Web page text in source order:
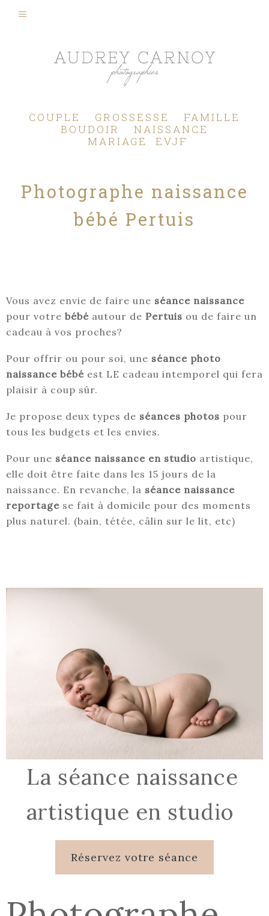
COUPLE GROSSESSE
FAMILLE
BOUDOIR
NAISSANCE
MARIAGE
EVJF
Photographe naissance
bébé Pertuis
Vous avez envie de faire une séance naissance
pour votre bébé autour de Pertuis ou de faire un
cadeau à vos proches?
Pour offrir ou pour soi, une séance photo
naissance bébé est LE cadeau intemporel qui fera
plaisir à coup sûr.
Je propose deux types de séances photos pour
tous les budgets et les envies.
Pour une séance naissance en studio artistique,
elle doit être faite dans les 15 jours de la
naissance. En revanche, la séance naissance
reportage se fait à domicile pour des moments
plus naturel. (bain, tétée, câlin sur le lit, etc)
La séance naissance
artistique en studio
Réservez votre séance